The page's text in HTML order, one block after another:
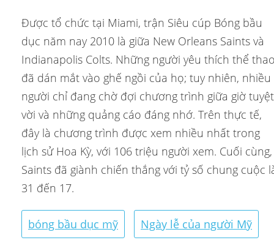
Được tổ chức tại Miami, trận Siêu cúp Bóng bầu
dục năm nay 2010 là giữa New Orleans Saints và
Indianapolis Colts. Những người yêu thích thể
đã dán mắt vào ghế ngồi của họ; tuy nhiên, nhiều
người chỉ đang chờ đợi chương trình giữa giờ tuyệt
vời và những quảng cáo đáng nhớ. Trên thực tế,
đây là chương trình được xem nhiều nhất trong
lịch sử Hoa Kỳ, với 106 triệu người xem. Cuối cùng,
Saints đã giành chiến thắng với tỷ số chung cuộc
31 đến 17.
bóng bầu dục mỹ Ngày lễ của người Mỹ